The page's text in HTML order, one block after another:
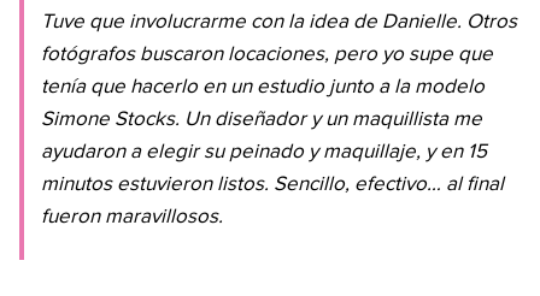
Tuve que involucrarme con la idea de Danielle. Otros
fotógrafos buscaron locaciones, pero yo supe que
tenía que hacerlo en un estudio junto a la modelo
Simone Stocks. Un diseñador y un maquillista me
ayudaron a elegir su peinado y maquillaje, y en 15
minutos estuvieron listos. Sencillo, efectivo… al final
fueron maravillosos.